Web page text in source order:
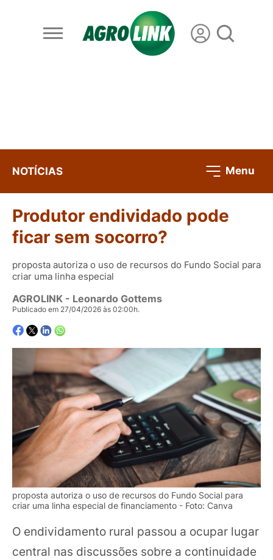
NOTÍCIAS Menu
Produtor endividado pode
ficar sem socorro?
proposta autoriza o uso de recursos do Fundo Social para
criar uma linha especial
AGROLINK - Leonardo Gottems
Publicado em 27/04/2026 às 02:00h.
proposta autoriza o uso de recursos do Fundo Social para
criar uma linha especial de financiamento - Foto: Canva
O endividamento rural passou a ocupar lugar
central nas discussões sobre a continuidade